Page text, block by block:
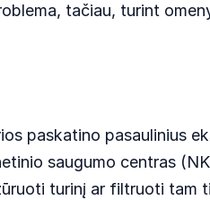
tačiau, turint
paskatino pasaulinius
saugumo centras
turinį ar filtruoti tam